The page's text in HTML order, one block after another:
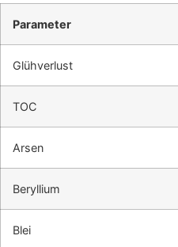
Parameter
Glühverlust
TOC
Arsen
Beryllium
Blei